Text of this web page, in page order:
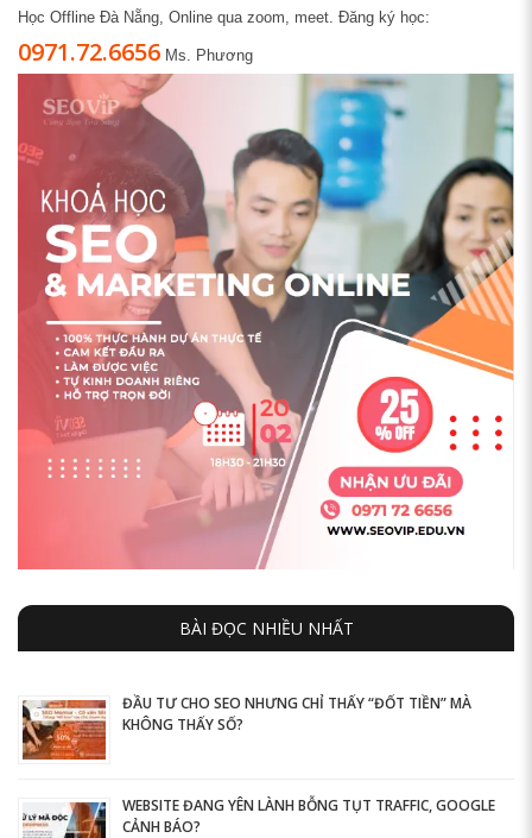
Học Offline Đà Nẵng, Online qua zoom, meet. Đăng ký học:
0971.72.6656 Ms. Phương
BÀI ĐỌC NHIỀU NHẤT
ĐẦU TƯ CHO SEO NHƯNG CHỈ THẤY “ĐỐT TIỀN” MÀ
KHÔNG THẤY SỐ?
WEBSITE ĐANG YÊN LÀNH BỖNG TỤT TRAFFIC, GOOGLE
CẢNH BÁO?